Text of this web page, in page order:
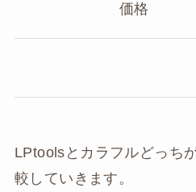
価格
LPtoolsとカラフルどっち
較していきます。